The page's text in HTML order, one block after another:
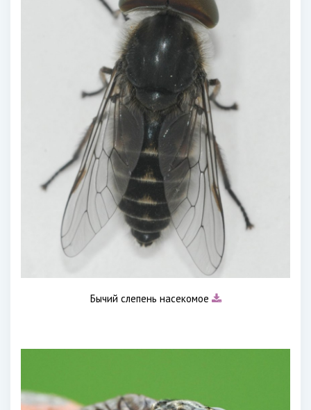
Бычий слепень насекомое